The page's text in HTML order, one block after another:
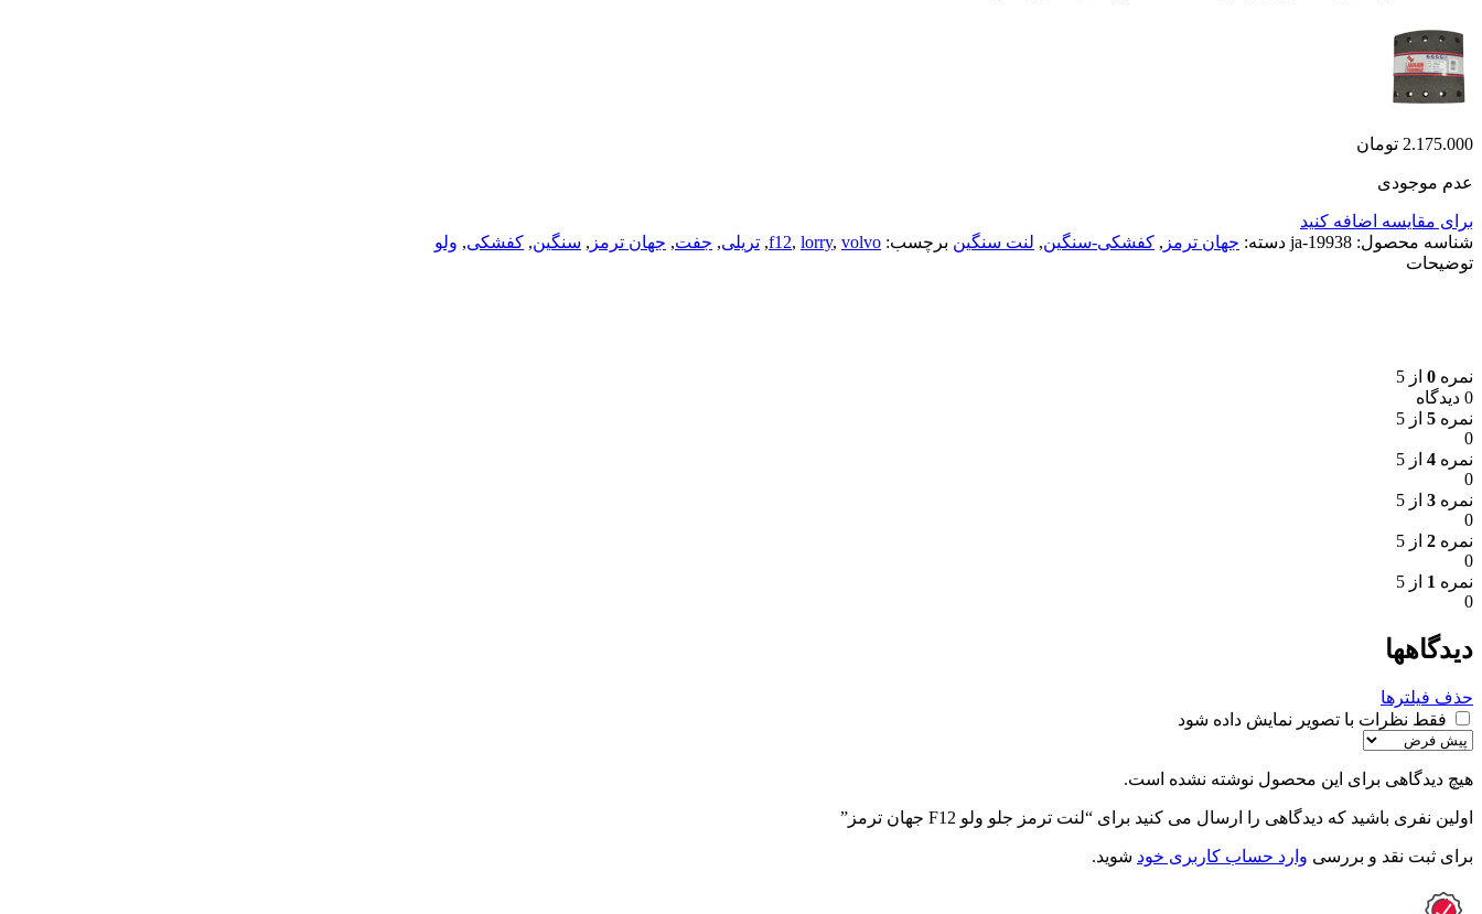
2.175.000 تومان
عدم موجودی
برای مقایسه اضافه کنید
شناسه محصول: ja-19938 دسته: جهان ترمز , کفشکی-سنگین, لنت سنگین برچسب: f12, lorry, volvo
, تریلی, جفت, جهان ترمز , سنگین, کفشکی, ولو
توضیحات
نمره 0 از 5
0 دیدگاه
نمره 5 از 5
0
نمره 4 از 5
0
نمره 3 از 5
0
نمره 2 از 5
0
نمره 1 از 5
0
دیدگاهها
حذف فیلترها
فقط نظرات با تصویر نمایش داده شود
هیچ دیدگاهی برای این محصول نوشته نشده است.
اولین نفری باشید که دیدگاهی را ارسال می کنید برای “لنت ترمز جلو ولو F12 جهان ترمز”
برای ثبت نقد و بررسی وارد حساب کاربری خود شوید.